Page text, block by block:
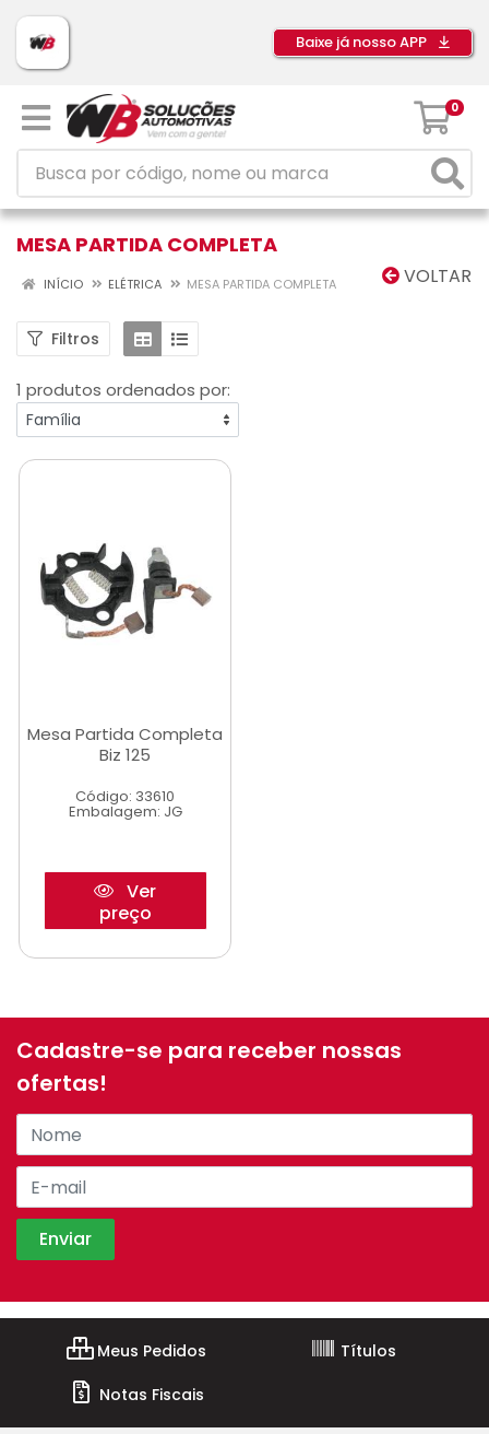
Baixe já nosso APP
0
MESA PARTIDA COMPLETA
VOLTAR
INÍCIO ELÉTRICA MESA PARTIDA COMPLETA
Filtros
1 produtos ordenados por:
Mesa Partida Completa
Biz 125
Código: 33610
Embalagem: JG
Ver
preço
Cadastre-se para receber nossas
ofertas!
Meus Pedidos
Títulos
Notas Fiscais